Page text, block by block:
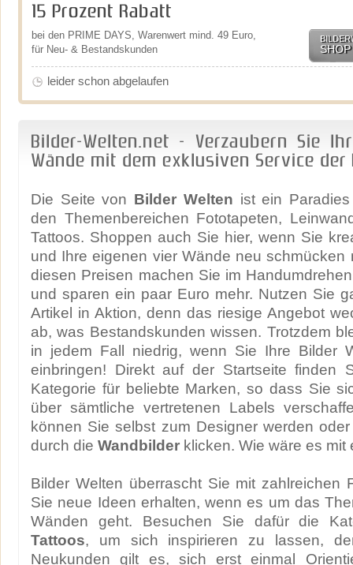
15 Prozent Rabatt
bei den PRIME DAYS, Warenwert mind. 49 Euro,
für Neu- & Bestandskunden
leider schon abgelaufen
Bilder-Welten.net - Verzaubern Sie
Wände mit dem exklusiven Service der
Die Seite von Bilder Welten ist ein
den Themenbereichen Fototapeten,
Tattoos. Shoppen auch Sie hier, wenn Sie
und Ihre eigenen vier Wände neu schmücken
diesen Preisen machen Sie im
und sparen ein paar Euro mehr. Nutzen Sie
Artikel in Aktion, denn das riesige Angebot
ab, was Bestandskunden wissen. Trotzdem
in jedem Fall niedrig, wenn Sie Ihre Bilder
einbringen! Direkt auf der Startseite finden
Kategorie für beliebte Marken, so dass Sie
über sämtliche vertretenen Labels
können Sie selbst zum Designer werden
durch die Wandbilder klicken. Wie wäre es mit
Bilder Welten überrascht Sie mit zahlreichen
Sie neue Ideen erhalten, wenn es um das
Wänden geht. Besuchen Sie dafür die
Tattoos, um sich inspirieren zu lassen,
Neukunden gilt es, sich erst einmal